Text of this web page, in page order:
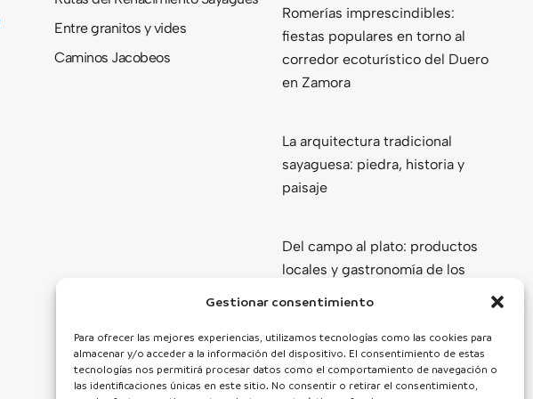
Gestionar consentimiento
Para ofrecer las mejores experiencias, utilizamos tecnologías como las cookies para
almacenar y/o acceder a la información del dispositivo. El consentimiento de estas
tecnologías nos permitirá procesar datos como el comportamiento de navegación o
las identificaciones únicas en este sitio. No consentir o retirar el consentimiento,
Entre granitos y vides
Caminos Jacobeos
Romerías imprescindibles:
fiestas populares en torno al
corredor ecoturístico del Duero
en Zamora
La arquitectura tradicional
sayaguesa: piedra, historia y
paisaje
Del campo al plato: productos
locales y gastronomía de los
Ver todas